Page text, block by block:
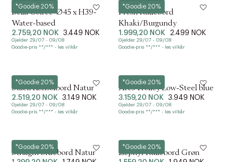
*Goodie 20%
Hay
Bella Coffee-Ø45 x H39-
Water-based
2.759,20 NOK 3.449 NOK
Gjelder 29/07 - 09/08
Goodie-pris **/*** - les vilkår
*Goodie 20%
Hübsch
Fresh Rullebord
Khaki/Burgundy
1.999,20 NOK 2.499 NOK
Gjelder 29/07 - 09/08
Goodie-pris **/*** - les vilkår
*Goodie 20%
Hübsch
Stack Konsolbord Natur
2.519,20 NOK 3.149 NOK
Gjelder 29/07 - 09/08
Goodie-pris **/*** - les vilkår
*Goodie 20%
Hay
Arcs Trolley Low-Steel blue
3.159,20 NOK 3.949 NOK
Gjelder 29/07 - 09/08
Goodie-pris **/*** - les vilkår
*Goodie 20%
Hübsch
Straight Sidebord Natur
*Goodie 20%
Hübsch
Zephyr Rullebord Grøn